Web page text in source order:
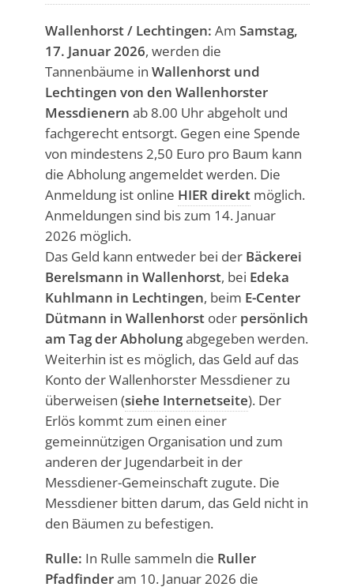
Wallenhorst / Lechtingen: Am Samstag,
17. Januar 2026, werden die
Tannenbäume in Wallenhorst und
Lechtingen von den Wallenhorster
Messdienern ab 8.00 Uhr abgeholt und
fachgerecht entsorgt. Gegen eine Spende
von mindestens 2,50 Euro pro Baum kann
die Abholung angemeldet werden. Die
Anmeldung ist online HIER direktmöglich.
Anmeldungen sind bis zum 14. Januar
2026 möglich.
Das Geld kann entweder bei der Bäckerei
Berelsmann in Wallenhorst, bei Edeka
Kuhlmann in Lechtingen, beim E-Center
Dütmann in Wallenhorstoder persönlich
am Tag der Abholungabgegeben werden.
Weiterhin ist es möglich, das Geld auf das
Konto der Wallenhorster Messdiener zu
überweisen (siehe Internetseite). Der
Erlös kommt zum einen einer
gemeinnützigen Organisation und zum
anderen der Jugendarbeit in der
Messdiener-Gemeinschaft zugute. Die
Messdiener bitten darum, das Geld nicht in
den Bäumen zu befestigen.
Rulle: In Rulle sammeln die Ruller
Pfadfinderam 10. Januar 2026 die